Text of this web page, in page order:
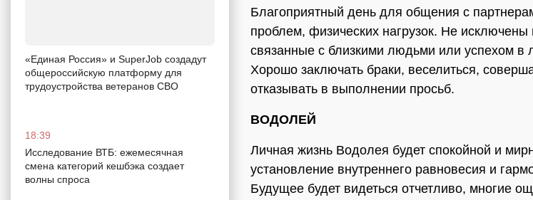
«Единая Россия» и SuperJob создадут
общероссийскую платформу для
трудоустройства ветеранов СВО
18:39
Исследование ВТБ: ежемесячная
смена категорий кешбэка создает
волны спроса
Благоприятный день для общения с
проблем, физических нагрузок. Не исключены
связанные с близкими людьми или успехом в
Хорошо заключать браки, веселиться,
отказывать в выполнении просьб.
ВОДОЛЕЙ
Личная жизнь Водолея будет спокойной и
установление внутреннего равновесия и
Будущее будет видеться отчетливо, многие